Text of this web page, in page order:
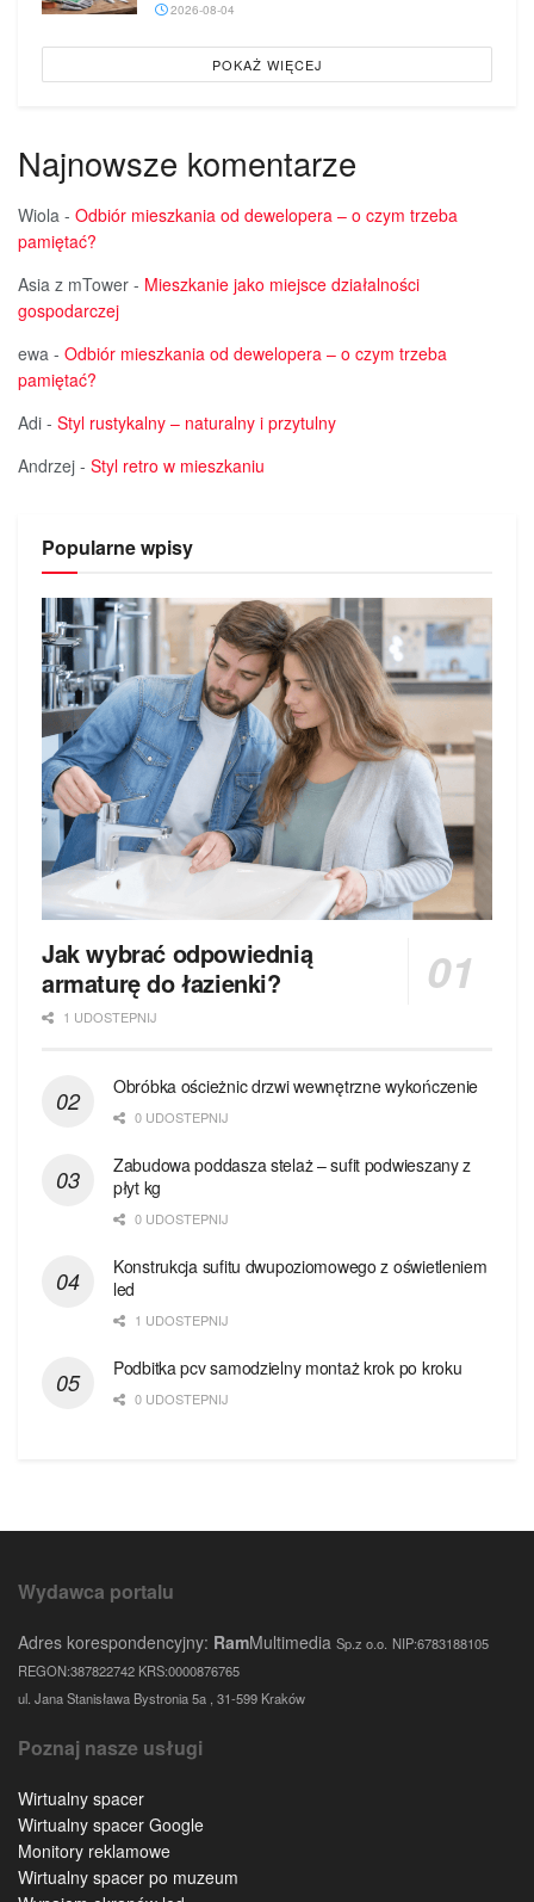
2026-08-04
POKAŻ WIĘCEJ
Najnowsze komentarze
Wiola - Odbiór mieszkania od dewelopera – o czym trzeba
pamiętać?
Asia z mTower - Mieszkanie jako miejsce działalności
gospodarczej
ewa - Odbiór mieszkania od dewelopera – o czym trzeba
pamiętać?
Adi - Styl rustykalny – naturalny i przytulny
Andrzej - Styl retro w mieszkaniu
Popularne wpisy
Jak wybrać odpowiednią
armaturę do łazienki?
1 UDOSTEPNIJ
Obróbka ościeżnic drzwi wewnętrzne wykończenie
0 UDOSTEPNIJ
Zabudowa poddasza stelaż – sufit podwieszany z
płyt kg
0 UDOSTEPNIJ
Konstrukcja sufitu dwupoziomowego z oświetleniem
led
1 UDOSTEPNIJ
Podbitka pcv samodzielny montaż krok po kroku
0 UDOSTEPNIJ
Wydawca portalu
Adres korespondencyjny: RamMultimedia Sp.z o.o. NIP:6783188105
REGON:387822742 KRS:0000876765
ul. Jana Stanisława Bystronia 5a , 31-599 Kraków
Poznaj nasze usługi
Wirtualny spacer
Wirtualny spacer Google
Monitory reklamowe
Wirtualny spacer po muzeum